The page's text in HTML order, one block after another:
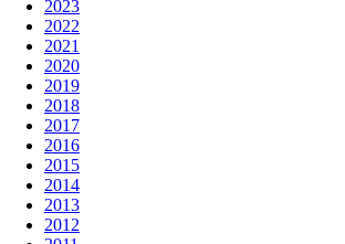
2023
2022
2021
2020
2019
2018
2017
2016
2015
2014
2013
2012